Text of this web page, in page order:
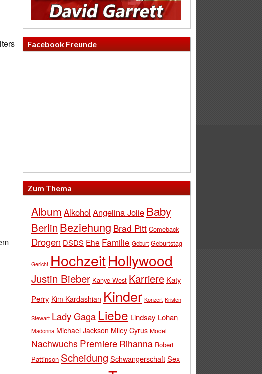
Facebook Freunde
Zum Thema
Album Alkohol Angelina Jolie Baby
Berlin Beziehung Brad Pitt Comeback
Drogen DSDS Ehe Familie Geburt Geburtstag
Gericht HochzeitHollywood
Justin Bieber Kanye West Karriere Katy
Perry Kim Kardashian Kinder Konzert Kristen
Stewart Lady Gaga Liebe Lindsay Lohan
Madonna Michael Jackson Miley Cyrus Model
Nachwuchs Premiere Rihanna Robert
Pattinson Scheidung SchwangerschaftSex